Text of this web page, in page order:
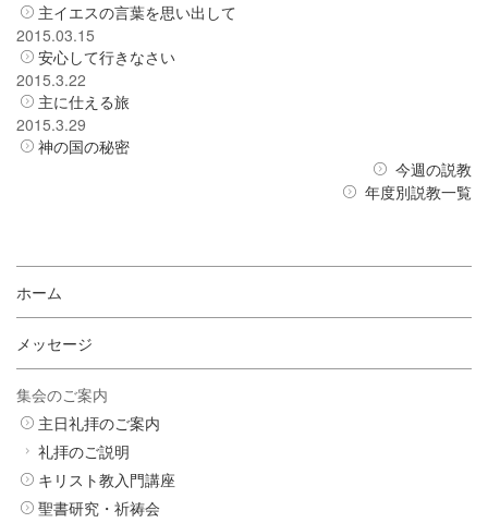
主イエスの言葉を思い出して
2015.03.15
安心して行きなさい
2015.3.22
主に仕える旅
2015.3.29
神の国の秘密
今週の説教
年度別説教一覧
ホーム
メッセージ
集会のご案内
主日礼拝のご案内
礼拝のご説明
キリスト教入門講座
聖書研究・祈祷会